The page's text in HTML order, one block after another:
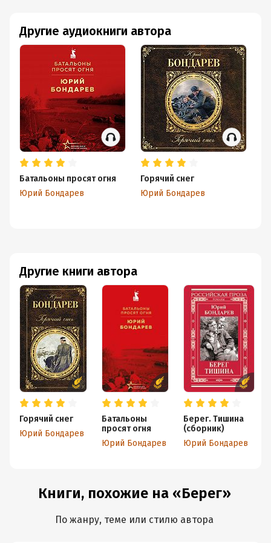
Другие книги автора
Горячий снег
Юрий Бондарев
Батальоны
просят огня
Юрий Бондарев
Берег. Тишина
(сборник)
Юрий Бондарев
Другие аудиокниги автора
Батальоны просят огня
Юрий Бондарев
Горячий снег
Юрий Бондарев
Книги, похожие на «Берег»
По жанру, теме или стилю автора